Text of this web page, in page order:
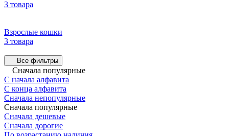
3 товара
Взрослые кошки
3 товара
Все фильтры
Сначала популярные
С начала алфавита
С конца алфавита
Сначала непопулярные
Сначала популярные
Сначала дешевые
Сначала дорогие